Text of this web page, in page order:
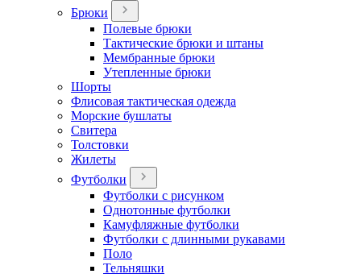
Брюки
Полевые брюки
Тактические брюки и штаны
Мембранные брюки
Утепленные брюки
Шорты
Флисовая тактическая одежда
Морские бушлаты
Свитера
Толстовки
Жилеты
Футболки
Футболки с рисунком
Однотонные футболки
Камуфляжные футболки
Футболки с длинными рукавами
Поло
Тельняшки